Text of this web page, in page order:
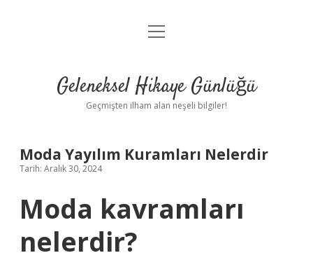
Anasayfa
Yasal Uyarı
menüyü
Geleneksel Hikaye Günlüğü
Geçmişten ilham alan neşeli bilgiler!
Moda Yayılım Kuramları Nelerdir
Tarih: Aralık 30, 2024
Moda kavramları
nelerdir?